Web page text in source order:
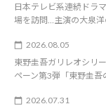
日本テレビ系連続ドラ
場を訪問…主演の大泉
2026.08.05
東野圭吾ガリレオシリ
ペーン第3弾「東野圭吾
2026.07.31